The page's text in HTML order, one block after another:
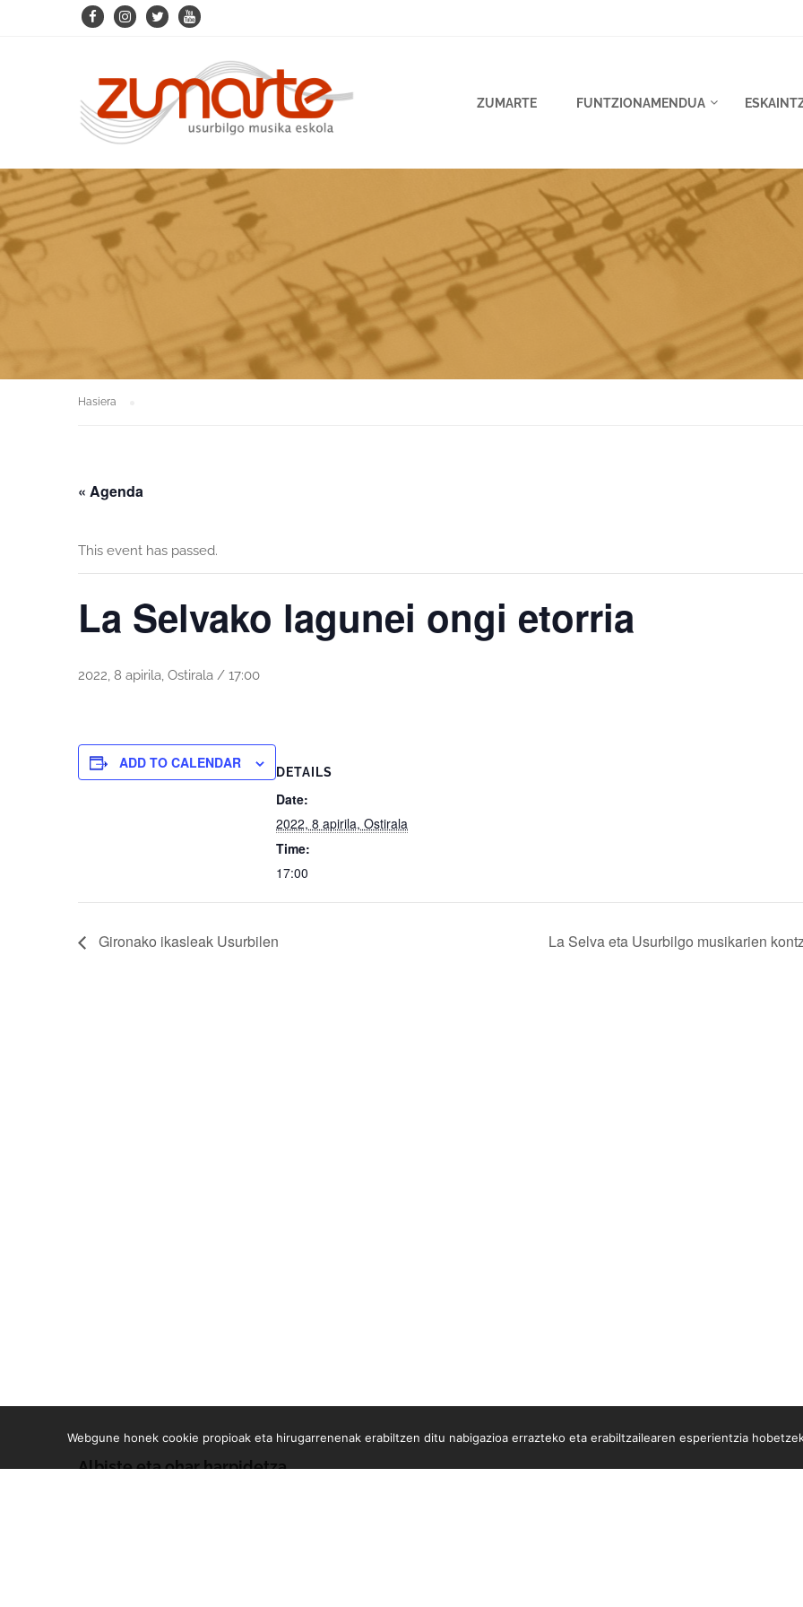
ZUMARTE FUNTZIONAMENDUA
Hasiera
« Agenda
This event has passed.
La Selvako lagunei ongi etorria
2022, 8 apirila, Ostirala / 17:00
ADD TO CALENDAR
DETAILS
Date:
2022, 8 apirila, Ostirala
Time:
17:00
Gironako ikasleak Usurbilen La Selva eta Usurbilgo musikarien
Albiste eta ohar harpidetza
Webgune honek cookie propioak eta hirugarrenenak erabiltzen ditu nabigazioa errazteko eta erabiltzailearen esperientzia